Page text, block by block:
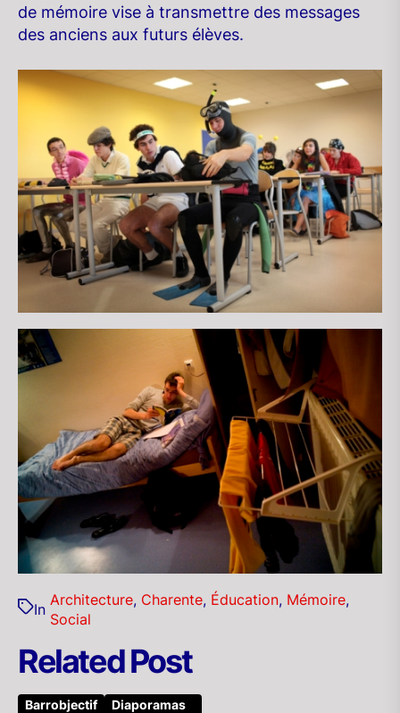
de mémoire vise à transmettre des messages
des anciens aux futurs élèves.
In
Architecture, Charente, Éducation, Mémoire,
Social
Related Post
Barrobjectif Diaporamas